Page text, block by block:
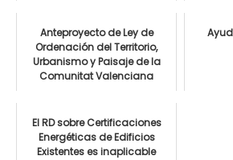
Anteproyecto de Ley de
Ordenación del Territorio,
Urbanismo y Paisaje de la
Comunitat Valenciana
El RD sobre Certificaciones
Energéticas de Edificios
Existentes es inaplicable